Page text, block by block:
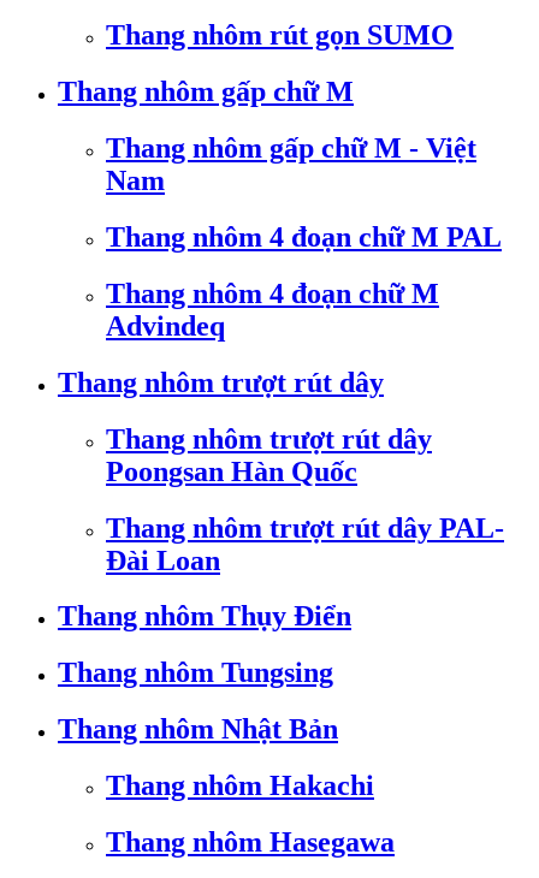
Thang nhôm rút gọn SUMO
Thang nhôm gấp chữ M
Thang nhôm gấp chữ M - Việt
Nam
Thang nhôm 4 đoạn chữ M PAL
Thang nhôm 4 đoạn chữ M
Advindeq
Thang nhôm trượt rút dây
Thang nhôm trượt rút dây
Poongsan Hàn Quốc
Thang nhôm trượt rút dây PAL-
Đài Loan
Thang nhôm Thụy Điển
Thang nhôm Tungsing
Thang nhôm Nhật Bản
Thang nhôm Hakachi
Thang nhôm Hasegawa